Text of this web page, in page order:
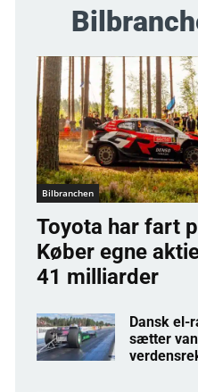
Bilbranchen
Toyota har fart
Køber egne
41 milliarder
Dansk el-
sætter